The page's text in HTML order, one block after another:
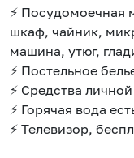
⚡
шкаф, чайник,
машина, утюг,
⚡ Постельное
⚡ Средства
⚡ Горячая вода
⚡ Телевизор,